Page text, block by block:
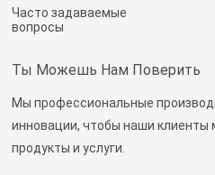
Часто задаваемые
вопросы
Ты Можешь Нам Поверить
Мы профессиональные
инновации, чтобы наши клиенты
продукты и услуги.